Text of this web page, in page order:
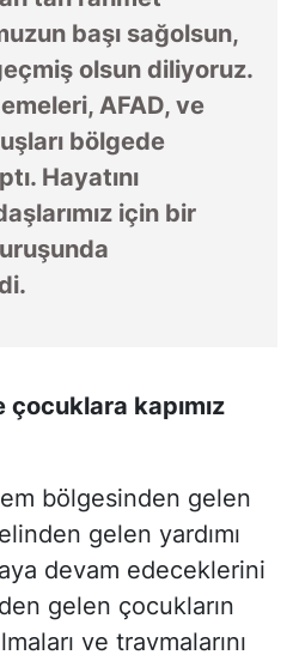
başı sağolsun,
olsun diliyoruz.
AFAD, ve
bölgede
Hayatını
için bir
çocuklara kapımız
bölgesinden gelen
gelen yardımı
devam edeceklerini
gelen çocukların
ve travmalarını